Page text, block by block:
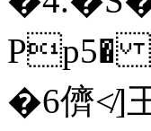
Pp5�
�6儕≮]